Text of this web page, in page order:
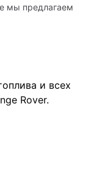
мы предлагаем
и всех
Rover.